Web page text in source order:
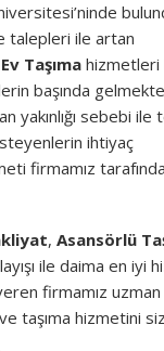
talepleri ile artan
Taşıma hizmetleri
başında
yakınlığı sebebi ile
ihtiyaç
firmamız
, Asansörlü
ile daima en iyi
firmamız
taşıma hizmetini